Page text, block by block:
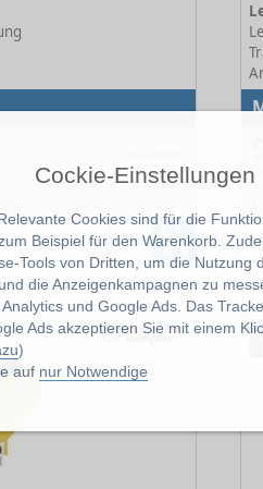
Cockie-Einstellungen
Cookies sind für die
Beispiel für den Warenkorb.
Tools von Dritten, um die Nutzung
die Anzeigenkampagnen zu
und Google Ads. Das
Ads akzeptieren Sie mit einem
)
auf nur Notwendige